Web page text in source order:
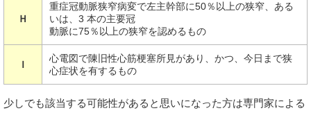
Ｈ
重症冠動脈狭窄病変で左主幹部に50％以上の狭窄、ある
いは、3 本の主要冠
動脈に75％以上の狭窄を認めるもの
Ｉ
心電図で陳旧性心筋梗塞所見があり、かつ、今日まで狭
心症状を有するもの
少しでも該当する可能性があると思いになった方は専門家による